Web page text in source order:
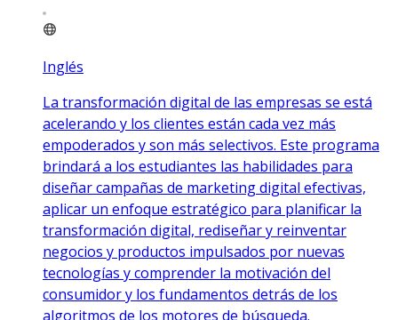
Inglés
La transformación digital de las empresas se está
acelerando y los clientes están cada vez más
empoderados y son más selectivos. Este programa
brindará a los estudiantes las habilidades para
diseñar campañas de marketing digital efectivas,
aplicar un enfoque estratégico para planificar la
transformación digital, rediseñar y reinventar
negocios y productos impulsados por nuevas
tecnologías y comprender la motivación del
consumidor y los fundamentos detrás de los
algoritmos de los motores de búsqueda.